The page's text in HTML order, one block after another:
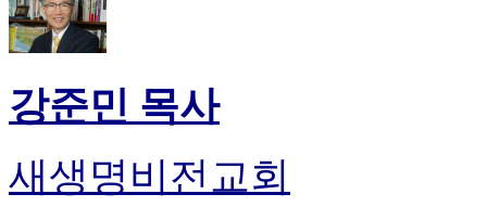
발
기
부
약
비
탑-
시
강준민 목사
새생명비전교회